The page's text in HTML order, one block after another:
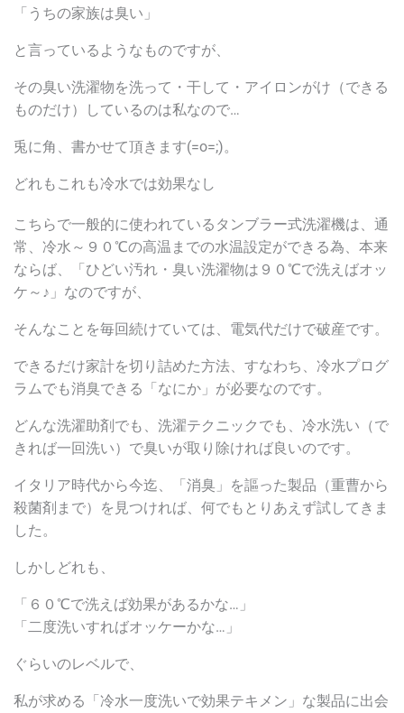
「うちの家族は臭い」
と言っているようなものですが、
その臭い洗濯物を洗って・干して・アイロンがけ（できる
ものだけ）しているのは私なので…
兎に角、書かせて頂きます(=o=;)。
どれもこれも冷水では効果なし
こちらで一般的に使われているタンブラー式洗濯機は、通
常、冷水～９０℃の高温までの水温設定ができる為、本来
ならば、「ひどい汚れ・臭い洗濯物は９０℃で洗えばオッ
ケ～♪」なのですが、
そんなことを毎回続けていては、電気代だけで破産です。
できるだけ家計を切り詰めた方法、すなわち、冷水プログ
ラムでも消臭できる「なにか」が必要なのです。
どんな洗濯助剤でも、洗濯テクニックでも、冷水洗い（で
きれば一回洗い）で臭いが取り除ければ良いのです。
イタリア時代から今迄、「消臭」を謳った製品（重曹から
殺菌剤まで）を見つければ、何でもとりあえず試してきま
した。
しかしどれも、
「６０℃で洗えば効果があるかな…」
「二度洗いすればオッケーかな…」
ぐらいのレベルで、
私が求める「冷水一度洗いで効果テキメン」な製品に出会